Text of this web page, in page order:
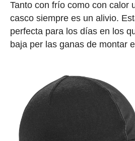
Tanto con frío como con calor
casco siempre es un alivio.
perfecta para los días en los
baja per las ganas de montar